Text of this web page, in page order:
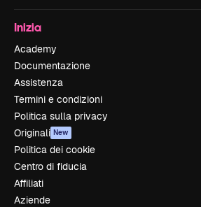
Inizia
Academy
Documentazione
Assistenza
Termini e condizioni
Politica sulla privacy
Originali New
Politica dei cookie
Centro di fiducia
Affiliati
Aziende